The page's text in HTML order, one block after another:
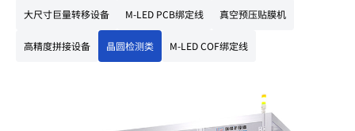
大尺寸巨量转移设备 M-LED PCB绑定线 真空预压贴膜机
高精度拼接设备 晶圆检测类 M-LED COF绑定线